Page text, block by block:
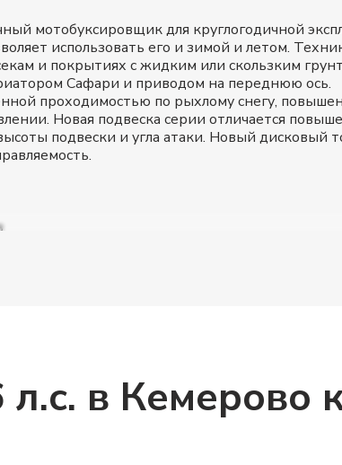
мотобуксировщик для круглогодичной
использовать его и зимой и летом.
и покрытиях с жидким или скользким
Сафари и приводом на переднюю ось.
проходимостью по рыхлому снегу,
Новая подвеска серии отличается
подвески и угла атаки. Новый дисковый
в Кемерово